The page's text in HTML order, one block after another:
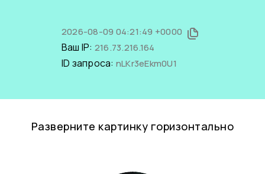
2026-08-09 04:21:49 +0000
Ваш IP: 216.73.216.164
ID запроса: nLKr3eEkm0U1
Разверните картинку горизонтально